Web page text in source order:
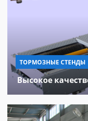
ТОРМОЗНЫЕ СТЕНДЫ
Высокое